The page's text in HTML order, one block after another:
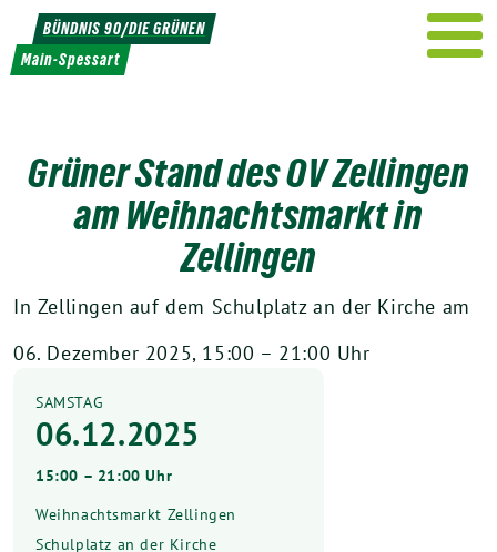
Weiter
zum
Inhalt
BÜNDNIS 90/DIE GRÜNEN
Main-Spessart
Grüner Stand des OV Zellingen
am Weihnachtsmarkt in
Zellingen
In Zellingen auf dem Schulplatz an der Kirche am
06. Dezember 2025, 15:00 – 21:00 Uhr
SAMSTAG
06.12.2025
15:00 – 21:00 Uhr
Weihnachtsmarkt Zellingen
Schulplatz an der Kirche